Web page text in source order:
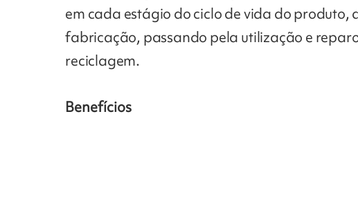
em cada estágio do ciclo de vida do produto,
fabricação, passando pela utilização e
reciclagem.
Benefícios